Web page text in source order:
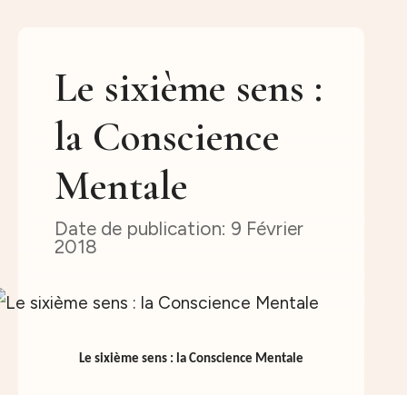
Le sixième sens :
la Conscience
Mentale
9 Février
2018
Le sixième sens : la Conscience Mentale